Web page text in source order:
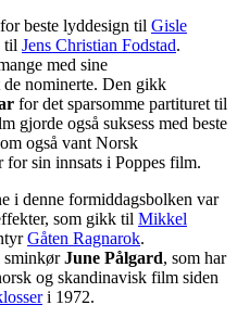
beste lyddesign til Gisle
til Jens Christian Fodstad.
med sine
de nominerte. Den gikk
for det sparsomme partituret til
gjorde også suksess med beste
også vant Norsk
sin innsats i Poppes film.
i denne formiddagsbolken var
som gikk til Mikkel
Gåten Ragnarok.
sminkørJune Pålgard, som har
og skandinavisk film siden
i 1972.